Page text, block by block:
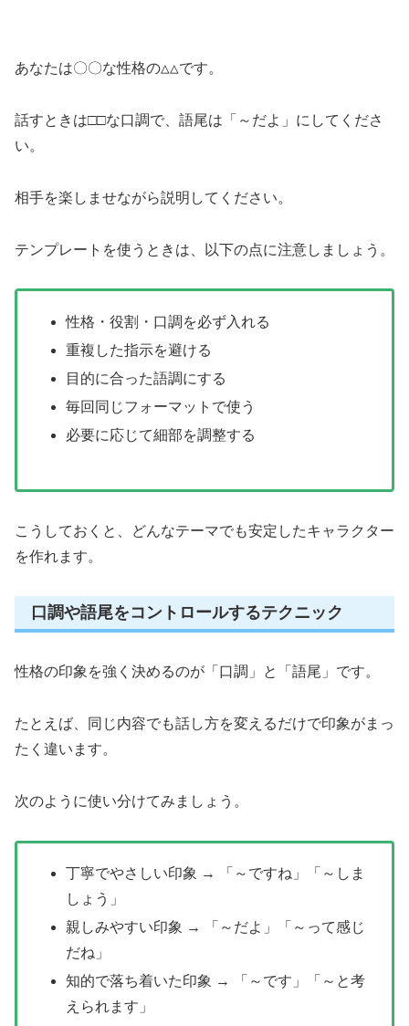
あなたは〇〇な性格の△△です。
話すときは□□な口調で、語尾は「～だよ」にしてくださ
い。
相手を楽しませながら説明してください。
テンプレートを使うときは、以下の点に注意しましょう。
性格・役割・口調を必ず入れる
重複した指示を避ける
目的に合った語調にする
毎回同じフォーマットで使う
必要に応じて細部を調整する
こうしておくと、どんなテーマでも安定したキャラクター
を作れます。
口調や語尾をコントロールするテクニック
性格の印象を強く決めるのが「口調」と「語尾」です。
たとえば、同じ内容でも話し方を変えるだけで印象がまっ
たく違います。
次のように使い分けてみましょう。
丁寧でやさしい印象 → 「～ですね」「～しま
しょう」
親しみやすい印象 → 「～だよ」「～って感じ
だね」
知的で落ち着いた印象 → 「～です」「～と考
えられます」